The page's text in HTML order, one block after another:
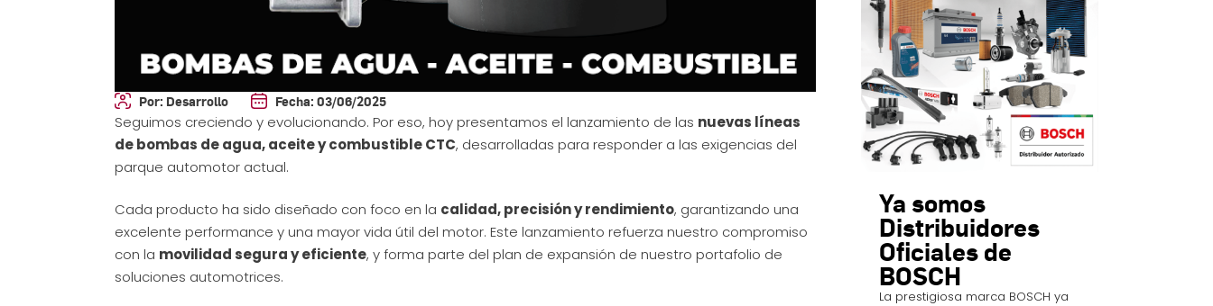
Por: Desarrollo Fecha: 03/06/2025
Seguimos creciendo y evolucionando. Por eso, hoy presentamos el lanzamiento de las nuevas líneas
de bombas de agua, aceite y combustible CTC, desarrolladas para responder a las exigencias del
parque automotor actual.
Cada producto ha sido diseñado con foco en la calidad, precisión y rendimiento, garantizando una
excelente performance y una mayor vida útil del motor. Este lanzamiento refuerza nuestro compromiso
con la movilidad segura y eficiente, y forma parte del plan de expansión de nuestro portafolio de
soluciones automotrices.
Ya somos
Distribuidores
Oficiales de
BOSCH
La prestigiosa marca BOSCH ya